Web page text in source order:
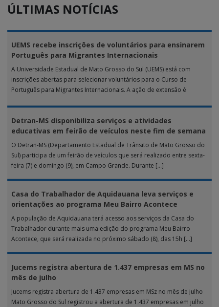
ÚLTIMAS NOTÍCIAS
UEMS recebe inscrições de voluntários para ensinarem
Português para Migrantes Internacionais
A Universidade Estadual de Mato Grosso do Sul (UEMS) está com
inscrições abertas para selecionar voluntários para o Curso de
Português para Migrantes Internacionais. A ação de extensão é
Detran-MS disponibiliza serviços e atividades
educativas em feirão de veículos neste fim de semana
O Detran-MS (Departamento Estadual de Trânsito de Mato Grosso do
Sul) participa de um feirão de veículos que será realizado entre sexta-
feira (7) e domingo (9), em Campo Grande. Durante […]
Casa do Trabalhador de Aquidauana leva serviços e
orientações ao programa Meu Bairro Acontece
A população de Aquidauana terá acesso aos serviços da Casa do
Trabalhador durante mais uma edição do programa Meu Bairro
Acontece, que será realizada no próximo sábado (8), das 15h […]
Jucems registra abertura de 1.437 empresas em MS no
mês de julho
Jucems registra abertura de 1.437 empresas em MSz no mês de julho
Mato Grosso do Sul registrou a abertura de 1.437 empresas em julho